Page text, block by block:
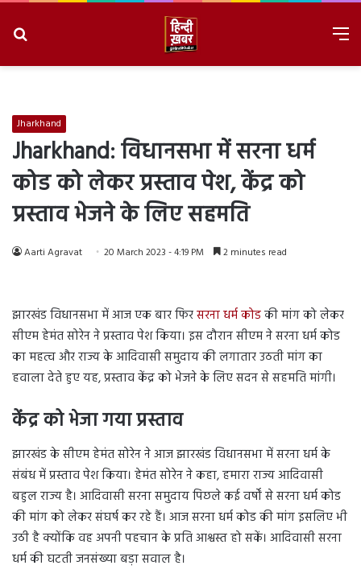
Jharkhand
Jharkhand:विधानसभा में सरना धर्म
कोड को लेकर प्रस्ताव पेश, केंद्र को
प्रस्ताव भेजने के लिए सहमति
Aarti Agravat 20 March 2023 - 4:19 PM 2 minutes read
झारखंड विधानसभा में आज एक बार फिरसरना धर्म कोडकी मांग को लेकर
सीएम हेमंत सोरेन ने प्रस्ताव पेश किया। इस दौरान सीएम ने सरना धर्म कोड
का महत्व और राज्य के आदिवासी समुदाय की लगातार उठती मांग का
हवाला देते हुए यह, प्रस्ताव केंद्र को भेजने के लिए सदन से सहमति मांगी।
केंद्र को भेजा गया प्रस्ताव
झारखंड के सीएम हेमंत सोरेन ने आज झारखंड विधानसभा में सरना धर्म के
संबंध में प्रस्ताव पेश किया। हेमंत सोरेन ने कहा, हमारा राज्य आदिवासी
बहुल राज्य है। आदिवासी सरना समुदाय पिछले कई वर्षों से सरना धर्म कोड
की मांग को लेकर संघर्ष कर रहे हैं। आज सरना धर्म कोड की मांग इसलिए भी
उठी है क्योंकि वह अपनी पहचान के प्रति आश्वस्त हो सकें। आदिवासी सरना
धर्म की घटती जनसंख्या बड़ा सवाल है।